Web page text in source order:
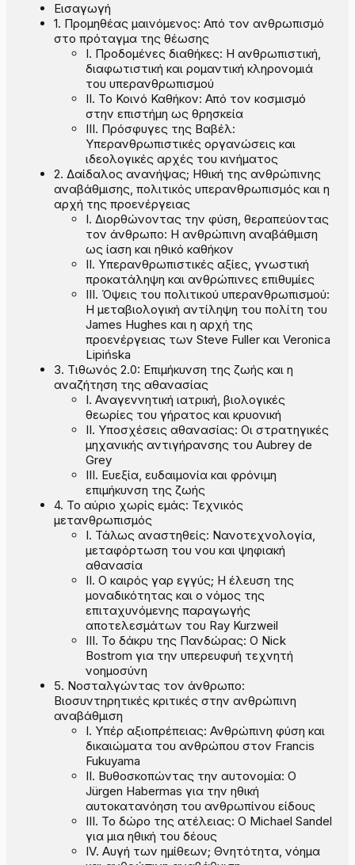
Εισαγωγή
1. Προμηθέας μαινόμενος: Από τον ανθρωπισμό
στο πρόταγμα της θέωσης
Ι. Προδομένες διαθήκες: Η ανθρωπιστική,
διαφωτιστική και ρομαντική κληρονομιά
του υπερανθρωπισμού
ΙΙ. Το Κοινό Καθήκον: Από τον κοσμισμό
στην επιστήμη ως θρησκεία
ΙΙΙ. Πρόσφυγες της Βαβέλ:
Υπερανθρωπιστικές οργανώσεις και
ιδεολογικές αρχές του κινήματος
2. Δαίδαλος ανανήψας; Ηθική της ανθρώπινης
αναβάθμισης, πολιτικός υπερανθρωπισμός και η
αρχή της προενέργειας
I. Διορθώνοντας την φύση, θεραπεύοντας
τον άνθρωπο: Η ανθρώπινη αναβάθμιση
ως ίαση και ηθικό καθήκον
II. Υπερανθρωπιστικές αξίες, γνωστική
προκατάληψη και ανθρώπινες επιθυμίες
III. Όψεις του πολιτικού υπερανθρωπισμού:
Η μεταβιολογική αντίληψη του πολίτη του
James Hughes και η αρχή της
προενέργειας των Steve Fuller και Veronica
Lipińska
3. Τιθωνός 2.0: Επιμήκυνση της ζωής και η
αναζήτηση της αθανασίας
Ι. Αναγεννητική ιατρική, βιολογικές
θεωρίες του γήρατος και κρυονική
ΙΙ. Υποσχέσεις αθανασίας: Οι στρατηγικές
μηχανικής αντιγήρανσης του Aubrey de
Grey
ΙΙΙ. Ευεξία, ευδαιμονία και φρόνιμη
επιμήκυνση της ζωής
4. Το αύριο χωρίς εμάς: Τεχνικός
μετανθρωπισμός
I. Τάλως αναστηθείς: Νανοτεχνολογία,
μεταφόρτωση του νου και ψηφιακή
αθανασία
II. Ο καιρός γαρ εγγύς; Η έλευση της
μοναδικότητας και ο νόμος της
επιταχυνόμενης παραγωγής
αποτελεσμάτων του Ray Kurzweil
III. Το δάκρυ της Πανδώρας: Ο Nick
Bostrom για την υπερευφυή τεχνητή
νοημοσύνη
5. Νοσταλγώντας τον άνθρωπο:
Βιοσυντηρητικές κριτικές στην ανθρώπινη
αναβάθμιση
Ι. Υπέρ αξιοπρέπειας: Ανθρώπινη φύση και
δικαιώματα του ανθρώπου στον Francis
Fukuyama
ΙΙ. Βυθοσκοπώντας την αυτονομία: Ο
Jürgen Habermas για την ηθική
αυτοκατανόηση του ανθρωπίνου είδους
ΙΙΙ. Το δώρο της ατέλειας: Ο Michael Sandel
για μια ηθική του δέους
IV. Αυγή των ημίθεων; Θνητότητα, νόημα